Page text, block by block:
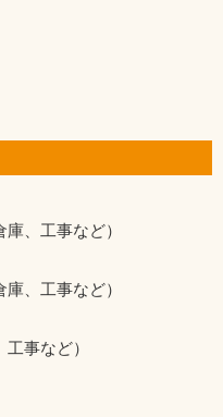
、工事など）
、工事など）
事など）